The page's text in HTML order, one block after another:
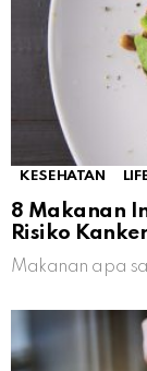
KESEHATAN
8 Makanan
Risiko
Makanan apa